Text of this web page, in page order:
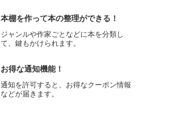
本棚を作って本の整理ができる！
ジャンルや作家ごとなどに本を分類し
て、鍵もかけられます。
お得な通知機能！
通知を許可すると、お得なクーポン情報
などが届きます。